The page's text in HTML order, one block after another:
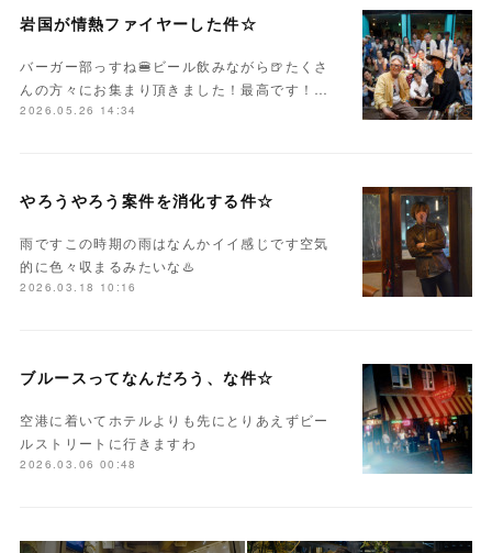
岩国が情熱ファイヤーした件☆
バーガー部っすね🍔ビール飲みながら🍺たくさ
んの方々にお集まり頂きました！最高です！…
2026.05.26 14:34
やろうやろう案件を消化する件☆
雨ですこの時期の雨はなんかイイ感じです空気
的に色々収まるみたいな♨️
2026.03.18 10:16
ブルースってなんだろう、な件☆
空港に着いてホテルよりも先にとりあえずビー
ルストリートに行きますわ
2026.03.06 00:48